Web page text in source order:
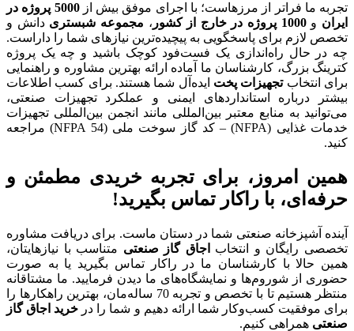
تجربه ما فراتر از مرزهاست؛ با اجرای موفق بیش از
5000 پروژه در
ایران و1000 پروژه در خارج از کشور ، مجموعه شبستری دانش و
تخصص لازم برای پاسخگویی به پیچیده‌ترین نیازهای شما را داراست.
چه در حال راه‌اندازی یک فست‌فود کوچک باشید و چه یک پروژه
کترینگ بزرگ، کارشناسان ما آماده ارائه بهترین مشاوره و راهنمایی
برای انتخابتجهیزات پخت ایده‌آل شما هستند. برای کسب اطلاعات
بیشتر درباره استانداردهای ایمنی و عملکرد تجهیزات صنعتی،
می‌توانید به منابع معتبر بین‌المللی مانند انجمن بین‌المللی تجهیزات
خدمات غذایی (NFPA) – کد گاز سوخت ملی (NFPA 54) مراجعه
کنید.
همین امروز، برای تجربه خریدی مطمئن و
حرفه‌ای، با راکار تماس بگیرید!
آینده آشپزخانه صنعتی شما در دستان ماست. برای دریافت مشاوره
تخصصی رایگان و انتخاب
اجاق گاز صنعتی متناسب با نیازهایتان،
همین حالا با کارشناسان ما در راکار تماس بگیرید یا به صورت
حضوری از شوروم‌ها و نمایشگاه‌های ما دیدن فرمایید. ما مشتاقانه
منتظر هستیم تا با تخصص و تجربه 70 ساله‌مان، بهترین راهکارها را
برای موفقیت کسب‌وکار شما ارائه دهیم و شما را در خرید اجاق گاز
صنعتی همراهی کنیم.